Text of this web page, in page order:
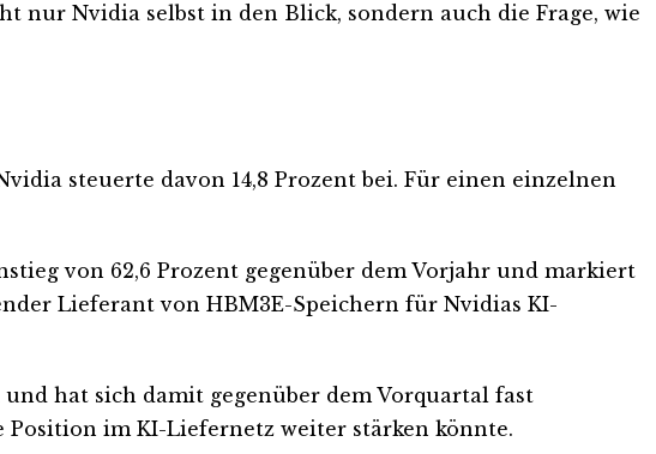
nur Nvidia selbst in den Blick, sondern auch die Frage, wie
steuerte davon 14,8 Prozent bei. Für einen einzelnen
von 62,6 Prozent gegenüber dem Vorjahr und markiert
Lieferant von HBM3E-Speichern für Nvidias KI-
hat sich damit gegenüber dem Vorquartal fast
Position im KI-Liefernetz weiter stärken könnte.